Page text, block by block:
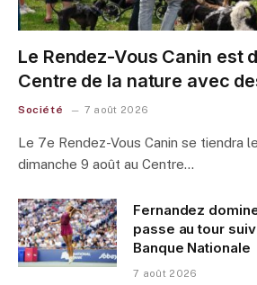
Le Rendez-Vous Canin est
Centre de la nature avec
Société 7 août 2026
Le 7e Rendez-Vous Canin se tiendra
dimanche 9 août au Centre…
Fernandez
passe au tour
Banque Nationale
7 août 2026